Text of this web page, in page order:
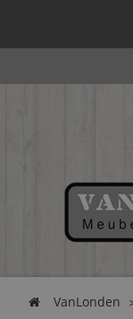
VanLonden